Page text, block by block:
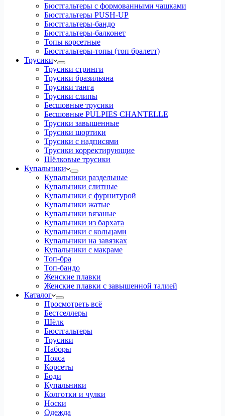
Бюстгальтеры с формованными чашками
Бюстгальтеры PUSH-UP
Бюстгальтеры-бандо
Бюстгальтеры-балконет
Топы корсетные
Бюстгальтеры-топы (топ бралетт)
Трусики
Трусики стринги
Трусики бразильяна
Трусики танга
Трусики слипы
Бесшовные трусики
Бесшовные PULPIES CHANTELLE
Трусики завышенные
Трусики шортики
Трусики с надписями
Трусики корректирующие
Шёлковые трусики
Купальники
Купальники раздельные
Купальники слитные
Купальники с фурнитурой
Купальники жатые
Купальники вязаные
Купальники из бархата
Купальники с кольцами
Купальники на завязках
Купальники с макраме
Топ-бра
Топ-бандо
Женские плавки
Женские плавки с завышенной талией
Каталог
Просмотреть всё
Бестселлеры
Шёлк
Бюстгальтеры
Трусики
Наборы
Пояса
Корсеты
Боди
Купальники
Колготки и чулки
Носки
Одежда